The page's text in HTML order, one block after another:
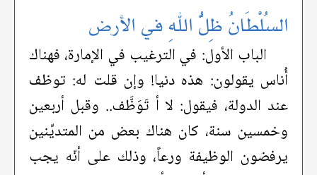
السُلْطَانُ ظِلُّ اللهِ في الأرض
الباب الأول: في الترغيب في الإمارة، فهناك
أُناس يقولون: هذه دنيا! وإن قلت له: توظف
عند الدولة، فيقول: لا أ تَوَظَّف.. وقبل أربعين
وخمسين سنة، كان هناك بعض من المتديِّنين
يرفضون الوظيفة ورعاً، وذلك على أنّه يجب